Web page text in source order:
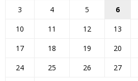
3
4 5 6
10
11 12 13
17
18 19 20
24
25 26 27